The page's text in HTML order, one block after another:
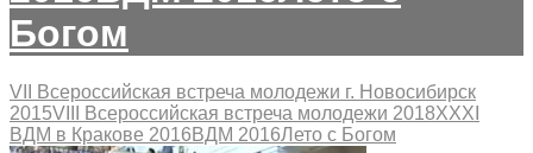
Богом
VII Всероссийская встреча молодежи г. Новосибирск
2015VIII Всероссийская встреча молодежи 2018XXXI
ВДМ в Кракове 2016 ВДМ 2016Лето с Богом